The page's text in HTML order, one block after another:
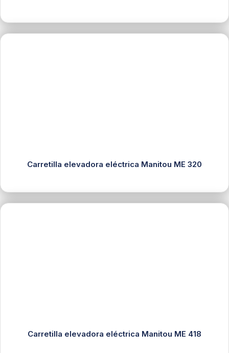
Carretilla elevadora eléctrica Manitou ME 320
Carretilla elevadora eléctrica Manitou ME 418